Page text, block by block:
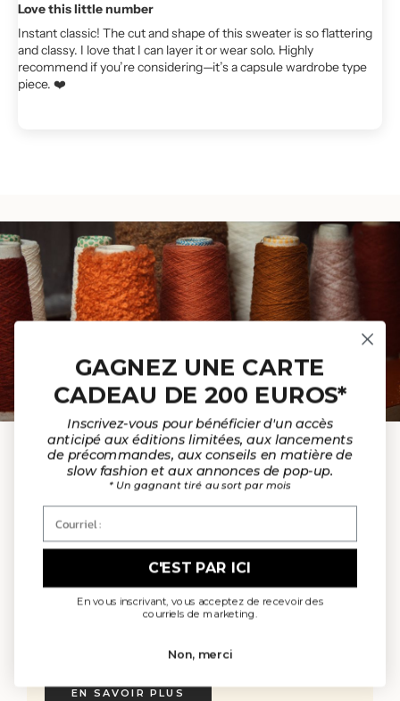
Love this little number
Instant classic! The cut and shape of this sweater is so flattering
and classy. I love that I can layer it or wear solo. Highly
recommend if you’re considering—it’s a capsule wardrobe type
piece. ❤️
NOS MATIÈRES
En accord avec notre éthique et nos
valeurs, nous choisissons des fibres
respectueuses de l'environnement et de
l'homme : la laine sans cruauté et le coton
biologique. Nos matières de haute qualité
proviennent d'usines situées en France, en
Italie, en Espagne et au Portugal, ce qui
nous permet de contrôler les conditions de
fabrication. Cela garantit des matériaux
non toxiques, sans danger pour votre santé
bien-être des animaux et de la planète.
EN SAVOIR PLUS
GAGNEZ UNE CARTE
CADEAU DE 200 EUROS*
Inscrivez-vous pour bénéficier d'un accès
anticipé aux éditions limitées, aux lancements
de précommandes, aux conseils en matière de
slow fashion et aux annonces de pop-up.
* Un gagnant tiré au sort par mois
C'EST PAR ICI
En vous inscrivant, vous acceptez de recevoir des
courriels de marketing.
Non, merci